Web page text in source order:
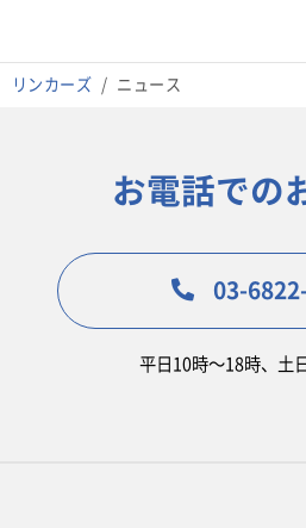
リンカーズ ニュース
お電話での
03-
平日10時〜18時、土